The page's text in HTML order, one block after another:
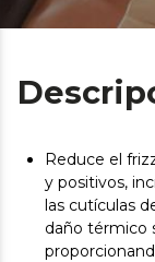
Reduce el
y positivos,
las cutículas
daño térmico